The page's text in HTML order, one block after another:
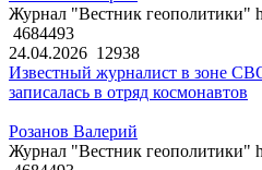
Журнал "Вестник геополитики"
4684493
24.04.2026 12938
Известный журналист в зоне
записалась в отряд космонавтов
Розанов Валерий
Журнал "Вестник геополитики"